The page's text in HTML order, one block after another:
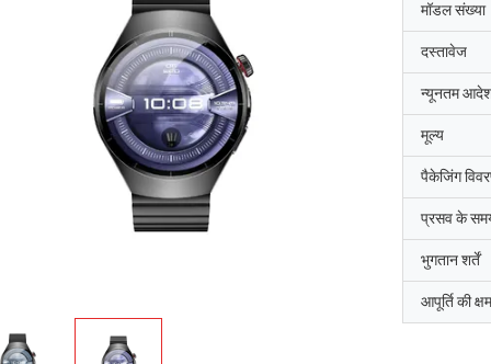
मॉडल संख्या
दस्तावेज
न्यूनतम आदेश
मूल्य
पैकेजिंग
प्रसव के
भुगतान शर्तें
आपूर्ति की